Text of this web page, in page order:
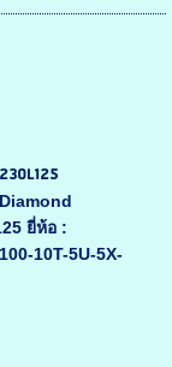
ยี่ห้อ :
10T-5U-5X-